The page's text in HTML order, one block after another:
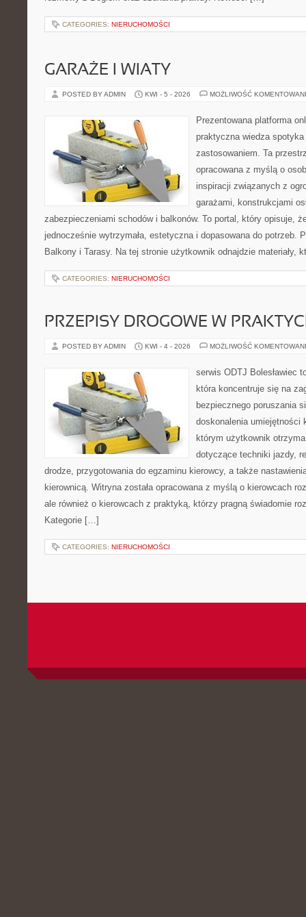
CATEGORIES: NIERUCHOMOŚCI
GARAŻE I WIATY
POSTED BY ADMIN KWI - 5 - 2026 MOŻLIWOŚĆ
Prezentowana platforma
praktyczna wiedza
zastosowaniem. Ta
opracowana z myślą o
inspiracji związanych z
garażami, konstrukcjami
zabezpieczeniami schodów i balkonów. To portal, który opisuje,
jednocześnie wytrzymała, estetyczna i dopasowana do potrzeb.
Balkony i Tarasy. Na tej stronie użytkownik odnajdzie materiały,
CATEGORIES: NIERUCHOMOŚCI
PRZEPISY DROGOWE W
POSTED BY ADMIN KWI - 4 - 2026 MOŻLIWOŚĆ
serwis ODTJ Bolesławiec
która koncentruje się na
bezpiecznego poruszania
doskonalenia umiejętności
którym użytkownik
dotyczące techniki jazdy,
drodze, przygotowania do egzaminu kierowcy, a także
kierownicą. Witryna została opracowana z myślą o kierowcach
ale również o kierowcach z praktyką, którzy pragną świadomie
Kategorie […]
CATEGORIES: NIERUCHOMOŚCI